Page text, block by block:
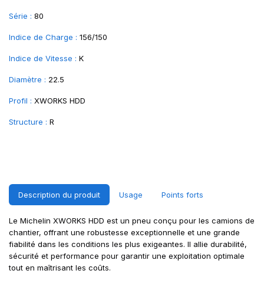
Série : 80
Indice de Charge : 156/150
Indice de Vitesse : K
Diamètre : 22.5
Profil : XWORKS HDD
Structure : R
Description du produit Usage Points forts
Le Michelin XWORKS HDD est un pneu conçu pour les camions de
chantier, offrant une robustesse exceptionnelle et une grande
fiabilité dans les conditions les plus exigeantes. Il allie durabilité,
sécurité et performance pour garantir une exploitation optimale
tout en maîtrisant les coûts.